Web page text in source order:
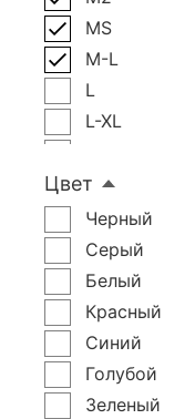
MS
M-L
L
L-XL
2XL
3XL
4XL
XXL
М
3X
2X
LG
Цвет
Черный
Серый
Белый
Красный
Синий
Голубой
Зеленый